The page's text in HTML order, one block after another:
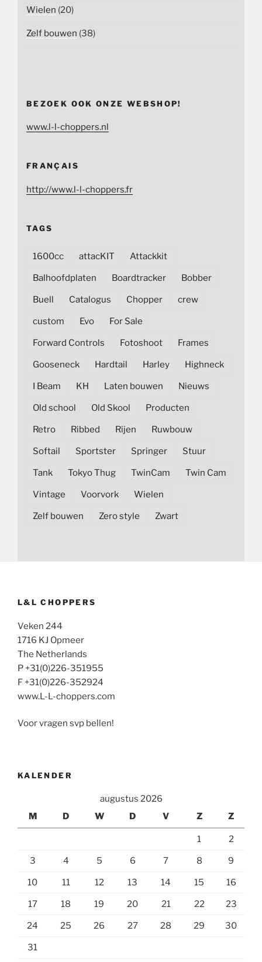
Wielen (20)
Zelf bouwen (38)
BEZOEK OOK ONZE WEBSHOP!
www.l-l-choppers.nl
FRANÇAIS
http://www.l-l-choppers.fr
TAGS
1600cc attacKIT Attackkit
Balhoofdplaten Boardtracker Bobber
Buell Catalogus Chopper crew
custom Evo For Sale
Forward Controls Fotoshoot Frames
Gooseneck Hardtail Harley Highneck
I Beam KH Laten bouwen Nieuws
Old school Old Skool Producten
Retro Ribbed Rijen Ruwbouw
Softail Sportster Springer Stuur
Tank Tokyo Thug TwinCam Twin Cam
Vintage Voorvork Wielen
Zelf bouwen Zero style Zwart
L&L CHOPPERS
Veken 244
1716 KJ Opmeer
The Netherlands
P +31(0)226-351955
F +31(0)226-352924
www.L-L-choppers.com
Voor vragen svp bellen!
KALENDER
augustus 2026
M
D W D V Z Z
1 2
3 4 5 6 7 8 9
10 11 12 13 14 15 16
17 18 19 20 21 22 23
24 25 26 27 28 29 30
31